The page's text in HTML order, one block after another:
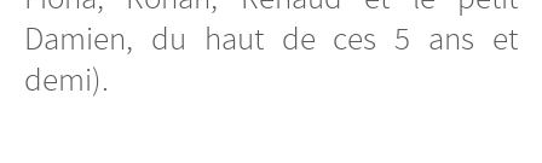
Damien, du haut de ces 5 ans et
demi).